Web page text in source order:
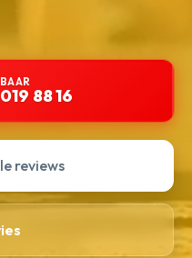
88 16
reviews